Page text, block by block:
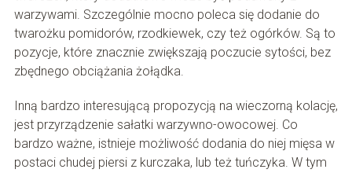
warzywami. Szczególnie mocno poleca się dodanie do
twarożku pomidorów, rzodkiewek, czy też ogórków. Są to
pozycje, które znacznie zwiększają poczucie sytości, bez
zbędnego obciążania żołądka.
Inną bardzo interesującą propozycją na wieczorną kolację,
jest przyrządzenie sałatki warzywno-owocowej. Co
bardzo ważne, istnieje możliwość dodania do niej mięsa w
postaci chudej piersi z kurczaka, lub też tuńczyka. W tym